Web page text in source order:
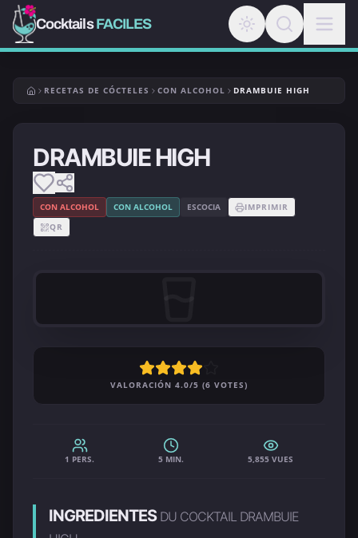
CocktailsFACILES
RECETAS DE CÓCTELES CON ALCOHOL DRAMBUIE HIGH
DRAMBUIE HIGH
CON ALCOHOL CON ALCOHOL ESCOCIA
IMPRIMIR
QR
VALORACIÓN 4.0/5 (6 VOTES)
1 PERS. 5 MIN. 5,855 VUES
INGREDIENTES DU COCKTAIL DRAMBUIE